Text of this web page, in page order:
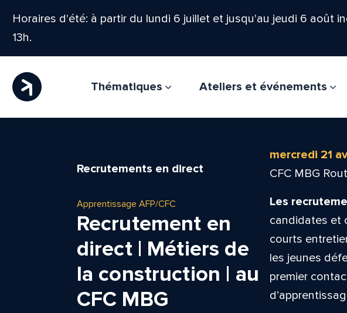
Horaires d'été: à partir du lundi 6 juillet et jusqu'au jeudi 6 août
13h.
Thématiques Ateliers et événements
Recrutements en direct
Apprentissage AFP/CFC
Recrutement en
direct | Métiers de
la construction | au
CFC MBG
mercredi 21
CFC MBG
Les
candidates et
courts
les jeunes
premier